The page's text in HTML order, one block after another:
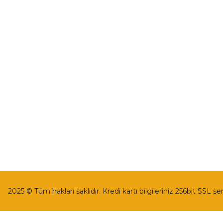
2025 © Tüm hakları saklıdır. Kredi kartı bilgileriniz 256bit SSL